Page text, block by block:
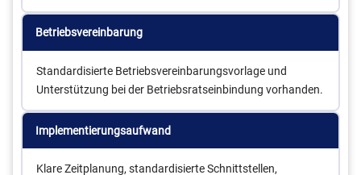
Betriebsvereinbarung
Standardisierte Betriebsvereinbarungsvorlage und
Unterstützung bei der Betriebsratseinbindung vorhanden.
Implementierungsaufwand
Klare Zeitplanung, standardisierte Schnittstellen,